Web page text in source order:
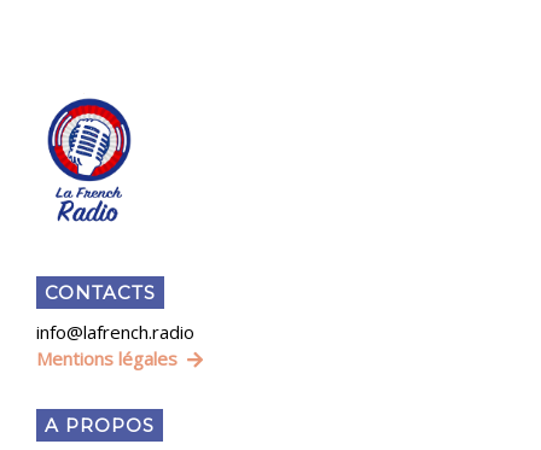
CONTACTS
info@lafrench.radio
Mentions légales
A PROPOS